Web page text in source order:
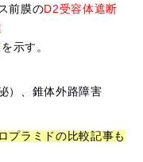
前膜のD2受容体遮断
を示す。
）、錐体外路障害
プラミドの比較記事も